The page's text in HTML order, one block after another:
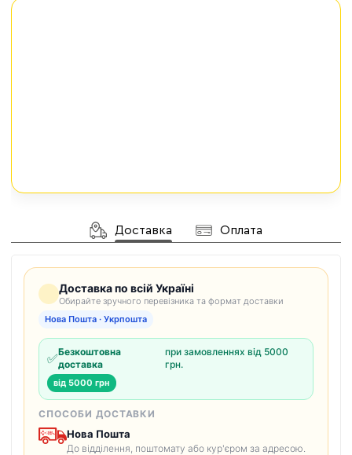
Доставка Оплата
Доставка по всій Україні
Обирайте зручного перевізника та формат доставки
Нова Пошта · Укрпошта
✅Безкоштовна
доставка
при замовленнях від 5000
грн.
від 5000 грн
СПОСОБИ ДОСТАВКИ
Нова Пошта
До відділення, поштомату або кур'єром за адресою.